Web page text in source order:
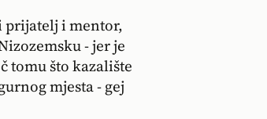
prijatelj i mentor,
- jer je
tomu što kazalište
mjesta - gej